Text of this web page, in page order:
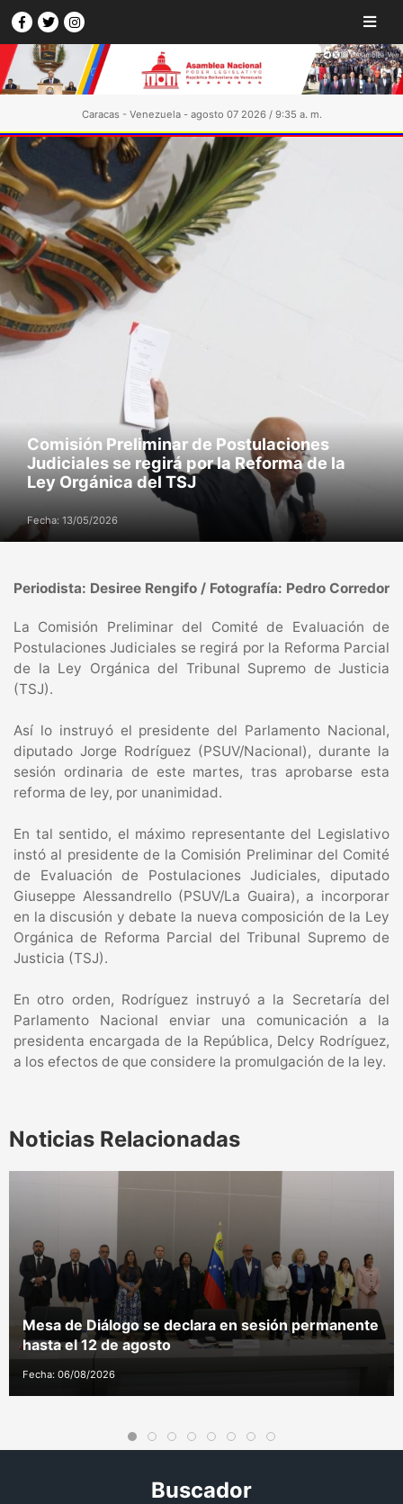
Caracas - Venezuela - agosto 07 2026 / 9:35 a. m.
Comisión Preliminar de Postulaciones
Judiciales se regirá por la Reforma de la
Ley Orgánica del TSJ
Fecha: 13/05/2026
Periodista: Desiree Rengifo / Fotografía: Pedro Corredor
La Comisión Preliminar del Comité de Evaluación de
Postulaciones Judiciales se regirá por la Reforma Parcial
de la Ley Orgánica del Tribunal Supremo de Justicia
(TSJ).
Así lo instruyó el presidente del Parlamento Nacional,
diputado Jorge Rodríguez (PSUV/Nacional), durante la
sesión ordinaria de este martes, tras aprobarse esta
reforma de ley, por unanimidad.
En tal sentido, el máximo representante del Legislativo
instó al presidente de la Comisión Preliminar del Comité
de Evaluación de Postulaciones Judiciales, diputado
Giuseppe Alessandrello (PSUV/La Guaira), a incorporar
en la discusión y debate la nueva composición de la Ley
Orgánica de Reforma Parcial del Tribunal Supremo de
Justicia (TSJ).
En otro orden, Rodríguez instruyó a la Secretaría del
Parlamento Nacional enviar una comunicación a la
presidenta encargada de la República, Delcy Rodríguez,
a los efectos de que considere la promulgación de la ley.
Noticias Relacionadas
Mesa de Diálogo se declara en sesión permanente
hasta el 12 de agosto
Fecha: 06/08/2026
Buscador